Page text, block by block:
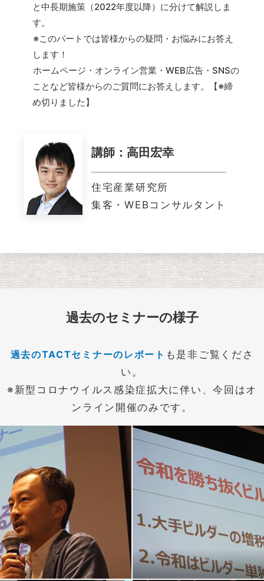
と中長期施策（2022年度以降）に分けて解説しま
す。
※このパートでは皆様からの疑問・お悩みにお答え
します！
ホームページ・オンライン営業・WEB広告・SNSの
ことなど皆様からのご質問にお答えします。【※締
め切りました】
講師：高田宏幸
住宅産業研究所
集客・WEBコンサルタント
過去のセミナーの様子
過去のTACTセミナーのレポート も是非ご覧くださ
い。
※新型コロナウイルス感染症拡大に伴い、今回はオ
ンライン開催のみです。